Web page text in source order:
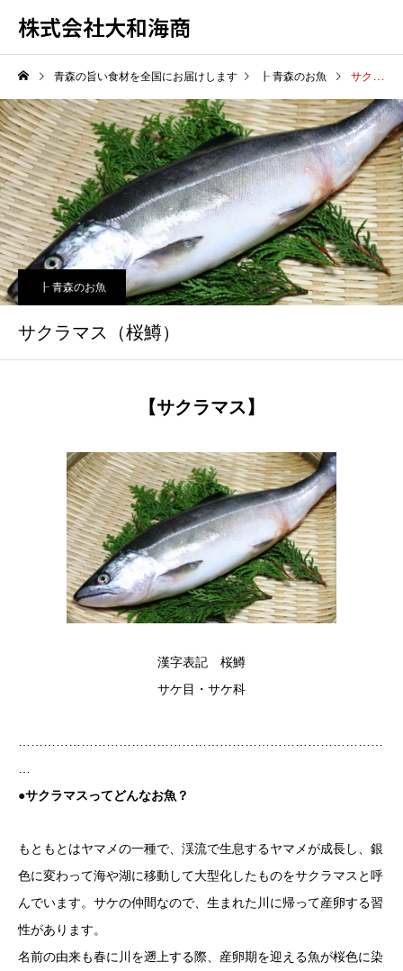
株式会社大和海商
青森の旨い食材を全国にお届けします ┠ 青森のお魚 サクラマス（桜鱒）
┠ 青森のお魚
サクラマス（桜鱒）
【サクラマス】
漢字表記 桜鱒
サケ目・サケ科
●サクラマスってどんなお魚？
もともとはヤマメの一種で、渓流で生息するヤマメが成長し、銀
色に変わって海や湖に移動して大型化したものをサクラマスと呼
んでいます。サケの仲間なので、生まれた川に帰って産卵する習
性があります。
名前の由来も春に川を遡上する際、産卵期を迎える魚が桜色に染